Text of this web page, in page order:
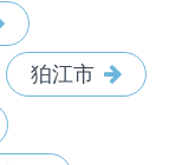
狛江市